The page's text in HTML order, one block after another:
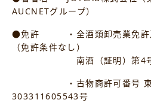
AUCNETグループ）
●免許 ・全酒類卸売業免許及
（免許条件なし）
南酒（証明）第4号
・古物商許可番号 東京
303311605543号